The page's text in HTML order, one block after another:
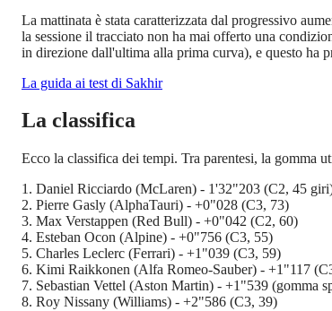
La mattinata è stata caratterizzata dal progressivo
la sessione il tracciato non ha mai offerto una
in direzione dall'ultima alla prima curva), e questo ha
La guida ai test di Sakhir
La classifica
Ecco la classifica dei tempi. Tra parentesi, la gomma
1. Daniel Ricciardo (McLaren) - 1'32"203 (C2, 45
2. Pierre Gasly (AlphaTauri) - +0"028 (C3, 73)
3. Max Verstappen (Red Bull) - +0"042 (C2, 60)
4. Esteban Ocon (Alpine) - +0"756 (C3, 55)
5. Charles Leclerc (Ferrari) - +1"039 (C3, 59)
6. Kimi Raikkonen (Alfa Romeo-Sauber) - +1"117
7. Sebastian Vettel (Aston Martin) - +1"539 (gomma
8. Roy Nissany (Williams) - +2"586 (C3, 39)